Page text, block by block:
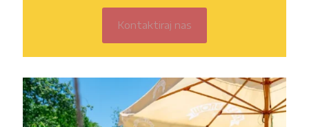
Kontaktiraj nas